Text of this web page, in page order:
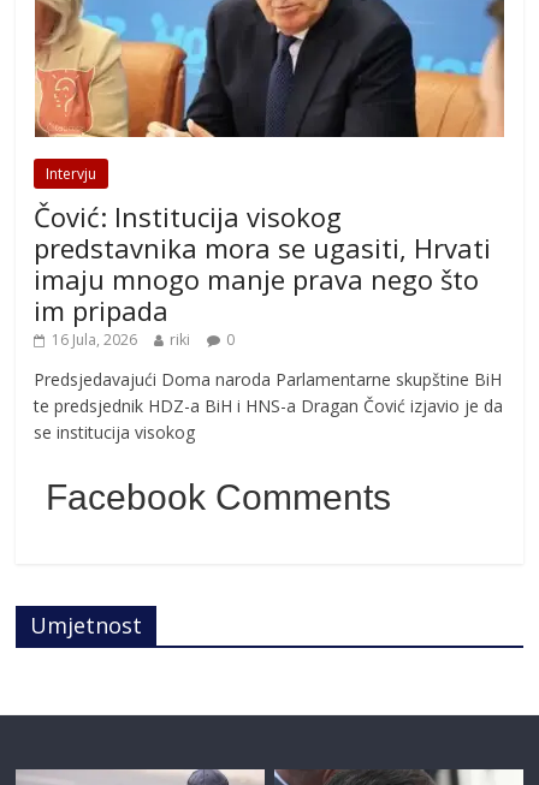
Intervju
Čović: Institucija visokog
predstavnika mora se ugasiti, Hrvati
imaju mnogo manje prava nego što
im pripada
16 Jula, 2026 riki 0
Predsjedavajući Doma naroda Parlamentarne skupštine BiH
te predsjednik HDZ-a BiH i HNS-a Dragan Čović izjavio je da
se institucija visokog
Facebook Comments
Umjetnost